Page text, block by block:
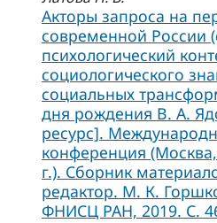
Акторы запроса на
современной России
психологический
социологического
социальных
дня рождения В. А.
ресурс].
конференция
г.). Сборник
редактор. М. К.
ФНИСЦ РАН, 2019. С.